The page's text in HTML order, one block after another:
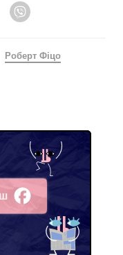
Telegram
Роберт Фіцо